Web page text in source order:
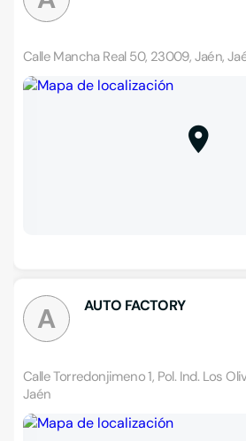
Calle Mancha Real 50, 23009, Jaén,
A AUTO FACTORY
Calle Torredonjimeno 1, Pol. Ind. Los
Jaén